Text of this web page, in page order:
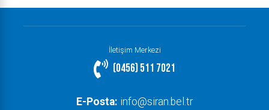
İletişim Merkezi
(0456) 511 7021
E-Posta: info@siran.bel.tr